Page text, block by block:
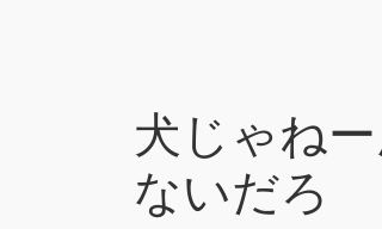
犬じゃね
ないだろ